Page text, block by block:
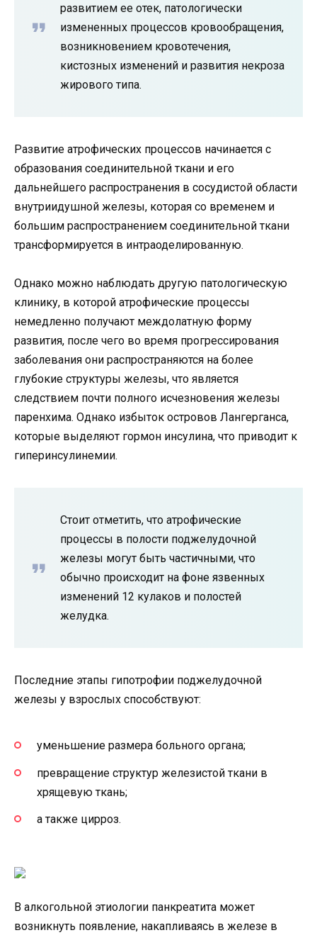
развитием ее отек, патологически
измененных процессов кровообращения,
возникновением кровотечения,
кистозных изменений и развития некроза
жирового типа.
Развитие атрофических процессов начинается с
образования соединительной ткани и его
дальнейшего распространения в сосудистой области
внутриидушной железы, которая со временем и
большим распространением соединительной ткани
трансформируется в интраоделированную.
Однако можно наблюдать другую патологическую
клинику, в которой атрофические процессы
немедленно получают междолатную форму
развития, после чего во время прогрессирования
заболевания они распространяются на более
глубокие структуры железы, что является
следствием почти полного исчезновения железы
паренхима. Однако избыток островов Лангерганса,
которые выделяют гормон инсулина, что приводит к
гиперинсулинемии.
Стоит отметить, что атрофические
процессы в полости поджелудочной
железы могут быть частичными, что
обычно происходит на фоне язвенных
изменений 12 кулаков и полостей
желудка.
Последние этапы гипотрофии поджелудочной
железы у взрослых способствуют:
уменьшение размера больного органа;
превращение структур железистой ткани в
хрящевую ткань;
а также цирроз.
В алкогольной этиологии панкреатита может
возникнуть появление, накапливаясь в железе в